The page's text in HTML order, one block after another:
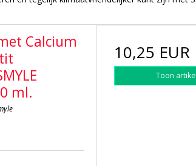
Calcium
ml.
10,25 EUR
Toon